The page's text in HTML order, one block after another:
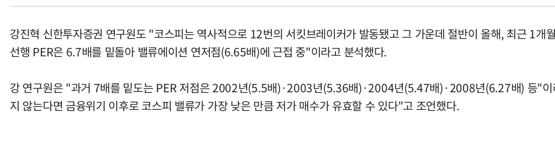
강진혁 신한투자증권 연구원도 "코스피는 역사적으로 12번의 서킷브레이커가 발동됐고 그 가운데 절반이 올해, 최근 1
선행 PER은 6.7배를 밑돌아 밸류에이션 연저점(6.65배)에 근접 중"이라고 분석했다.
강 연구원은 "과거 7배를 밑도는 PER 저점은 2002년(5.5배)·2003년(5.36배)·2004년(5.47배)·2008년(6.27배) 등"이
지 않는다면 금융위기 이후로 코스피 밸류가 가장 낮은 만큼 저가 매수가 유효할 수 있다"고 조언했다.